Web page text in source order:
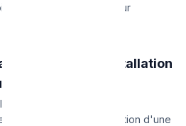
catégories (I, II et III) pour
modestes.
pour l'installation
?
concentre ses aides
renouvelables. L'installation d'une